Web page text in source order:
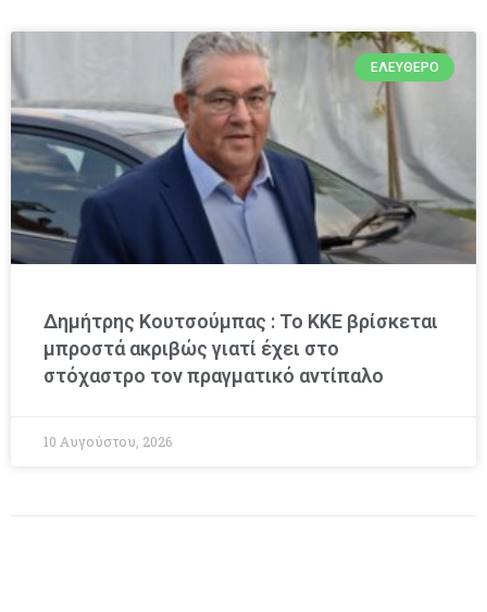
ΕΛΕΎΘΕΡΟ
Δημήτρης Κουτσούμπας : Το ΚΚΕ βρίσκεται
μπροστά ακριβώς γιατί έχει στο
στόχαστρο τον πραγματικό αντίπαλο
10 Αυγούστου, 2026